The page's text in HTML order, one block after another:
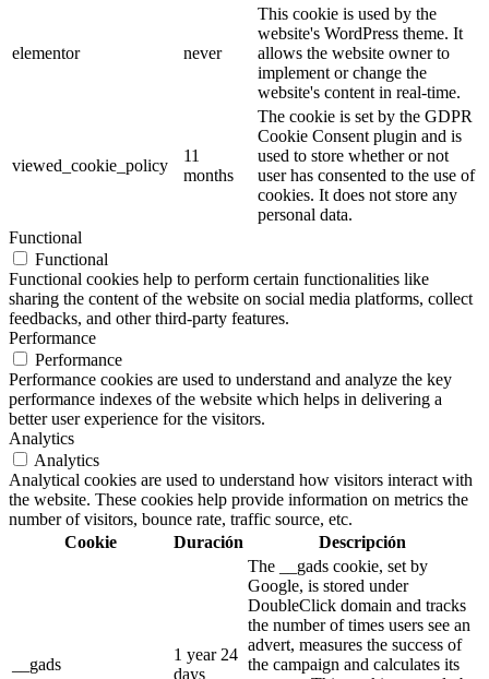
elementor never
This cookie is used by the
website's WordPress theme. It
allows the website owner to
implement or change the
website's content in real-time.
viewed_cookie_policy
11
months
The cookie is set by the GDPR
Cookie Consent plugin and is
used to store whether or not
user has consented to the use of
cookies. It does not store any
personal data.
Functional
Functional
Functional cookies help to perform certain functionalities like
sharing the content of the website on social media platforms, collect
feedbacks, and other third-party features.
Performance
Performance
Performance cookies are used to understand and analyze the key
performance indexes of the website which helps in delivering a
better user experience for the visitors.
Analytics
Analytics
Analytical cookies are used to understand how visitors interact with
the website. These cookies help provide information on metrics the
number of visitors, bounce rate, traffic source, etc.
Cookie
Duración Descripción
__gads
1 year 24
days
The __gads cookie, set by
Google, is stored under
DoubleClick domain and tracks
the number of times users see an
advert, measures the success of
the campaign and calculates its